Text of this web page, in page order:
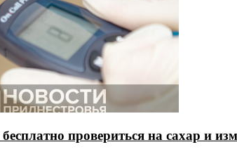
провериться на сахар и